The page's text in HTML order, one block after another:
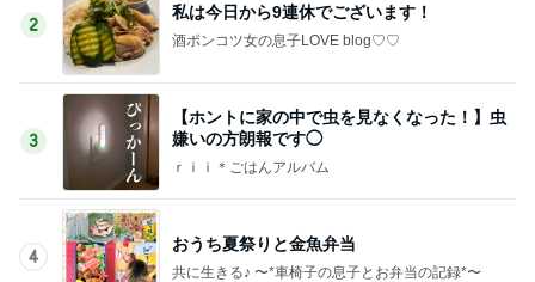
2
私は今日から9連休でございます！
酒ポンコツ女の息子LOVE blog♡♡
3
【ホントに家の中で虫を見なくなった！】虫
嫌いの方朗報です◯
ｒｉｉ＊ごはんアルバム
4
おうち夏祭りと金魚弁当
共に生きる♪ 〜*車椅子の息子とお弁当の記録*〜